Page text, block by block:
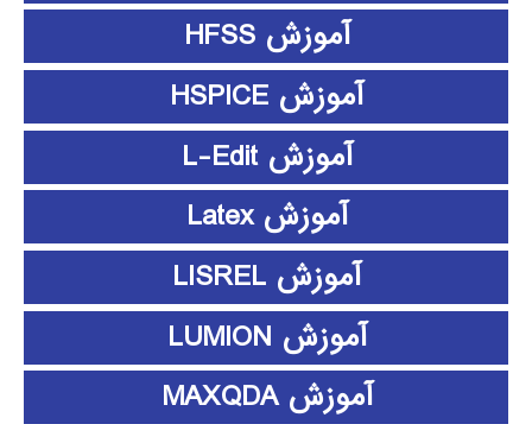
آموزش HFSS
آموزش HSPICE
آموزش L-Edit
آموزش Latex
آموزش LISREL
آموزش LUMION
آموزش MAXQDA